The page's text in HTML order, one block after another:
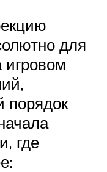
для
игровом
порядок
где